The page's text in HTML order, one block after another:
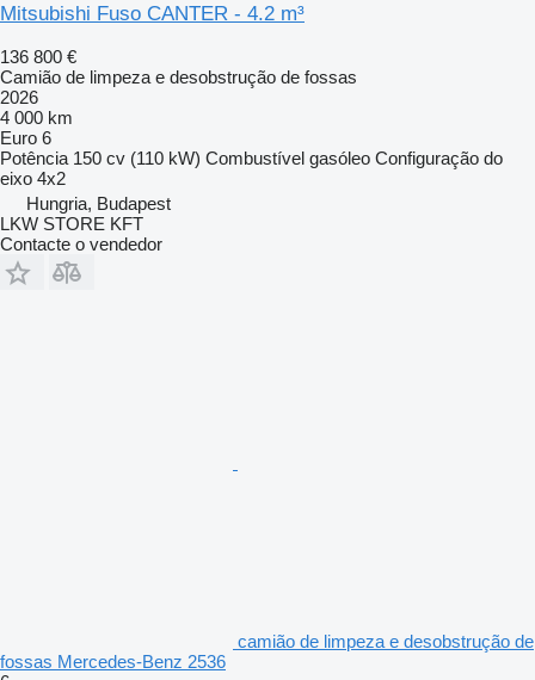
Mitsubishi Fuso CANTER - 4.2 m³
136 800 €
Camião de limpeza e desobstrução de fossas
2026
4 000 km
Euro 6
Potência 150 cv (110 kW) Combustível gasóleo Configuração do
eixo 4x2
Hungria, Budapest
LKW STORE KFT
Contacte o vendedor
camião de limpeza e desobstrução de
fossas Mercedes-Benz 2536